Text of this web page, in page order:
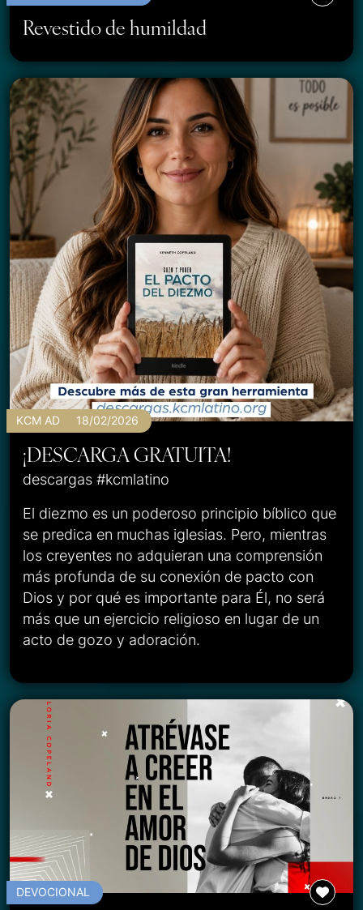
Revestido de humildad
KCM AD 18/02/2026
¡DESCARGA GRATUITA!
descargas #kcmlatino
El diezmo es un poderoso principio bíblico que
se predica en muchas iglesias. Pero, mientras
los creyentes no adquieran una comprensión
más profunda de su conexión de pacto con
Dios y por qué es importante para Él, no será
más que un ejercicio religioso en lugar de un
acto de gozo y adoración.
DEVOCIONAL